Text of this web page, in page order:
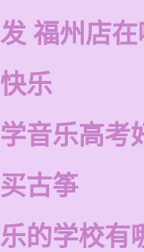
福州店
乐
音乐高考
古筝
的学校有